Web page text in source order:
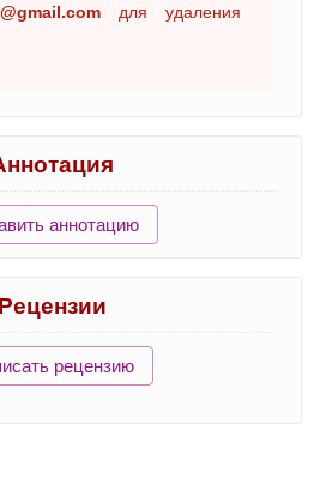
для удаления
аннотацию
Рецензии
рецензию